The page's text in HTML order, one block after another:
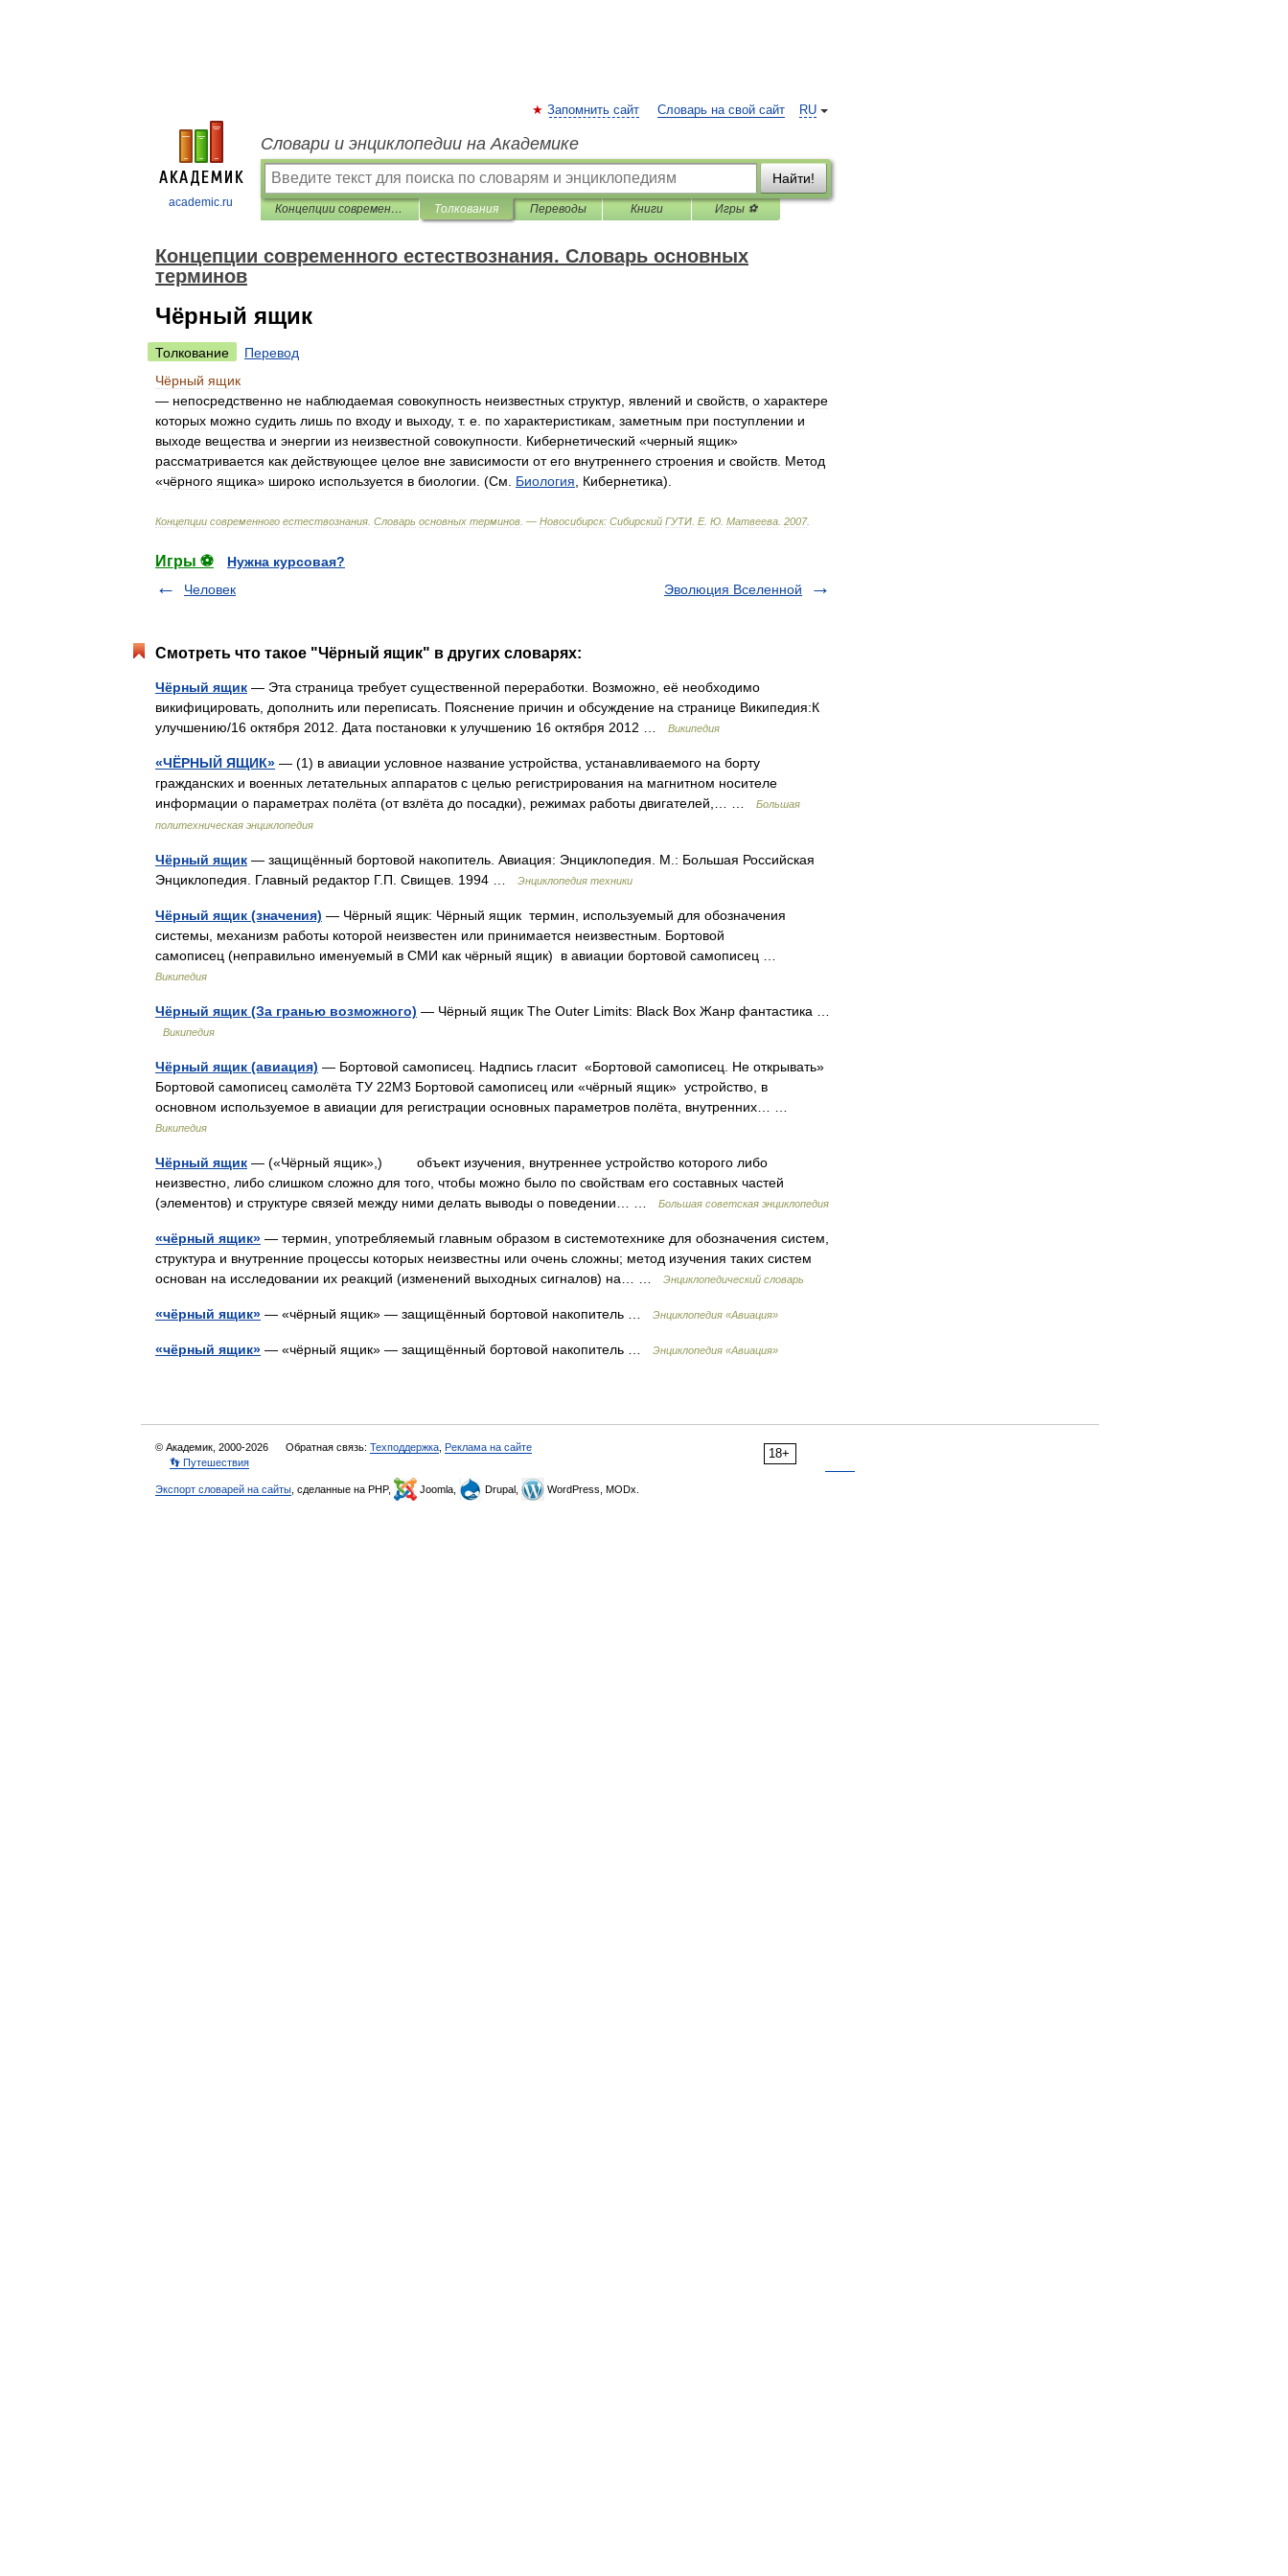
academic.ru
RU
Запомнить сайт Словарь на свой сайт
Словари и энциклопедии на Академике
Найти!
Концепции современного естествознания. Словарь основных терминов Толкования Переводы Книги Игры ⚽
Концепции современного естествознания. Словарь основных
терминов
Чёрный ящик
Толкование
Перевод
Чёрный ящик
— непосредственно не наблюдаемая совокупность неизвестных структур явлений и свойств о характере
которых можно судить лишь по входу и выходу, т. е по характеристикам заметным при поступлении и
выходе вещества и энергии из неизвестной совокупности Кибернетический «черный ящик»
рассматривается как действующее целое вне зависимости от его внутреннего строения и свойств Метод
«чёрного ящика» широко используется в биологии . (См Биология Кибернетика).
Концепции современного естествознания Словарь основных терминов . — Новосибирск: Сибирский ГУТИ Е. Ю Матвеева 2007.
Игры ⚽
Нужна курсовая?
Человек
Эволюция Вселенной
Смотреть что такое "Чёрный ящик" в других словарях:
Чёрный ящик — Эта страница требует существенной переработки. Возможно, её необходимо
викифицировать, дополнить или переписать. Пояснение причин и обсуждение на странице Википедия:К
улучшению/16 октября 2012. Дата постановки к улучшению 16 октября 2012 …
Википедия
«ЧЁРНЫЙ ЯЩИК» — (1) в авиации условное название устройства, устанавливаемого на борту
гражданских и военных летательных аппаратов с целью регистрирования на магнитном носителе
информации о параметрах полёта (от взлёта до посадки), режимах работы двигателей,… …
Большая
политехническая энциклопедия
Чёрный ящик — защищённый бортовой накопитель. Авиация: Энциклопедия. М.: Большая Российская
Энциклопедия. Главный редактор Г.П. Свищев. 1994 …
Энциклопедия техники
Чёрный ящик (значения) — Чёрный ящик: Чёрный ящик термин, используемый для обозначения
системы, механизм работы которой неизвестен или принимается неизвестным. Бортовой
самописец (неправильно именуемый в СМИ как чёрный ящик) в авиации бортовой самописец …
Википедия
Чёрный ящик (За гранью возможного) — Чёрный ящик The Outer Limits: Black Box Жанр фантастика …
Википедия
Чёрный ящик (авиация) — Бортовой самописец. Надпись гласит «Бортовой самописец. Не открывать»
Бортовой самописец самолёта ТУ 22М3 Бортовой самописец или «чёрный ящик» устройство, в
основном используемое в авиации для регистрации основных параметров полёта, внутренних… …
Википедия
Чёрный ящик — («Чёрный ящик»,) объект изучения, внутреннее устройство которого либо
неизвестно, либо слишком сложно для того, чтобы можно было по свойствам его составных частей
(элементов) и структуре связей между ними делать выводы о поведении… …
Большая советская энциклопедия
«чёрный ящик» — термин, употребляемый главным образом в системотехнике для обозначения систем,
структура и внутренние процессы которых неизвестны или очень сложны; метод изучения таких систем
основан на исследовании их реакций (изменений выходных сигналов) на… …
Энциклопедический словарь
«чёрный ящик» — «чёрный ящик» — защищённый бортовой накопитель … Энциклопедия «Авиация»
«чёрный ящик» — «чёрный ящик» — защищённый бортовой накопитель … Энциклопедия «Авиация»
18+
© Академик, 2000-2026 Обратная связь: Техподдержка Реклама на сайте
👣 Путешествия
Экспорт словарей на сайты , сделанные на PHP, Joomla, Drupal, WordPress, MODx.